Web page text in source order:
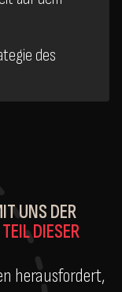
des
UNS DER
DIESER
herausfordert,